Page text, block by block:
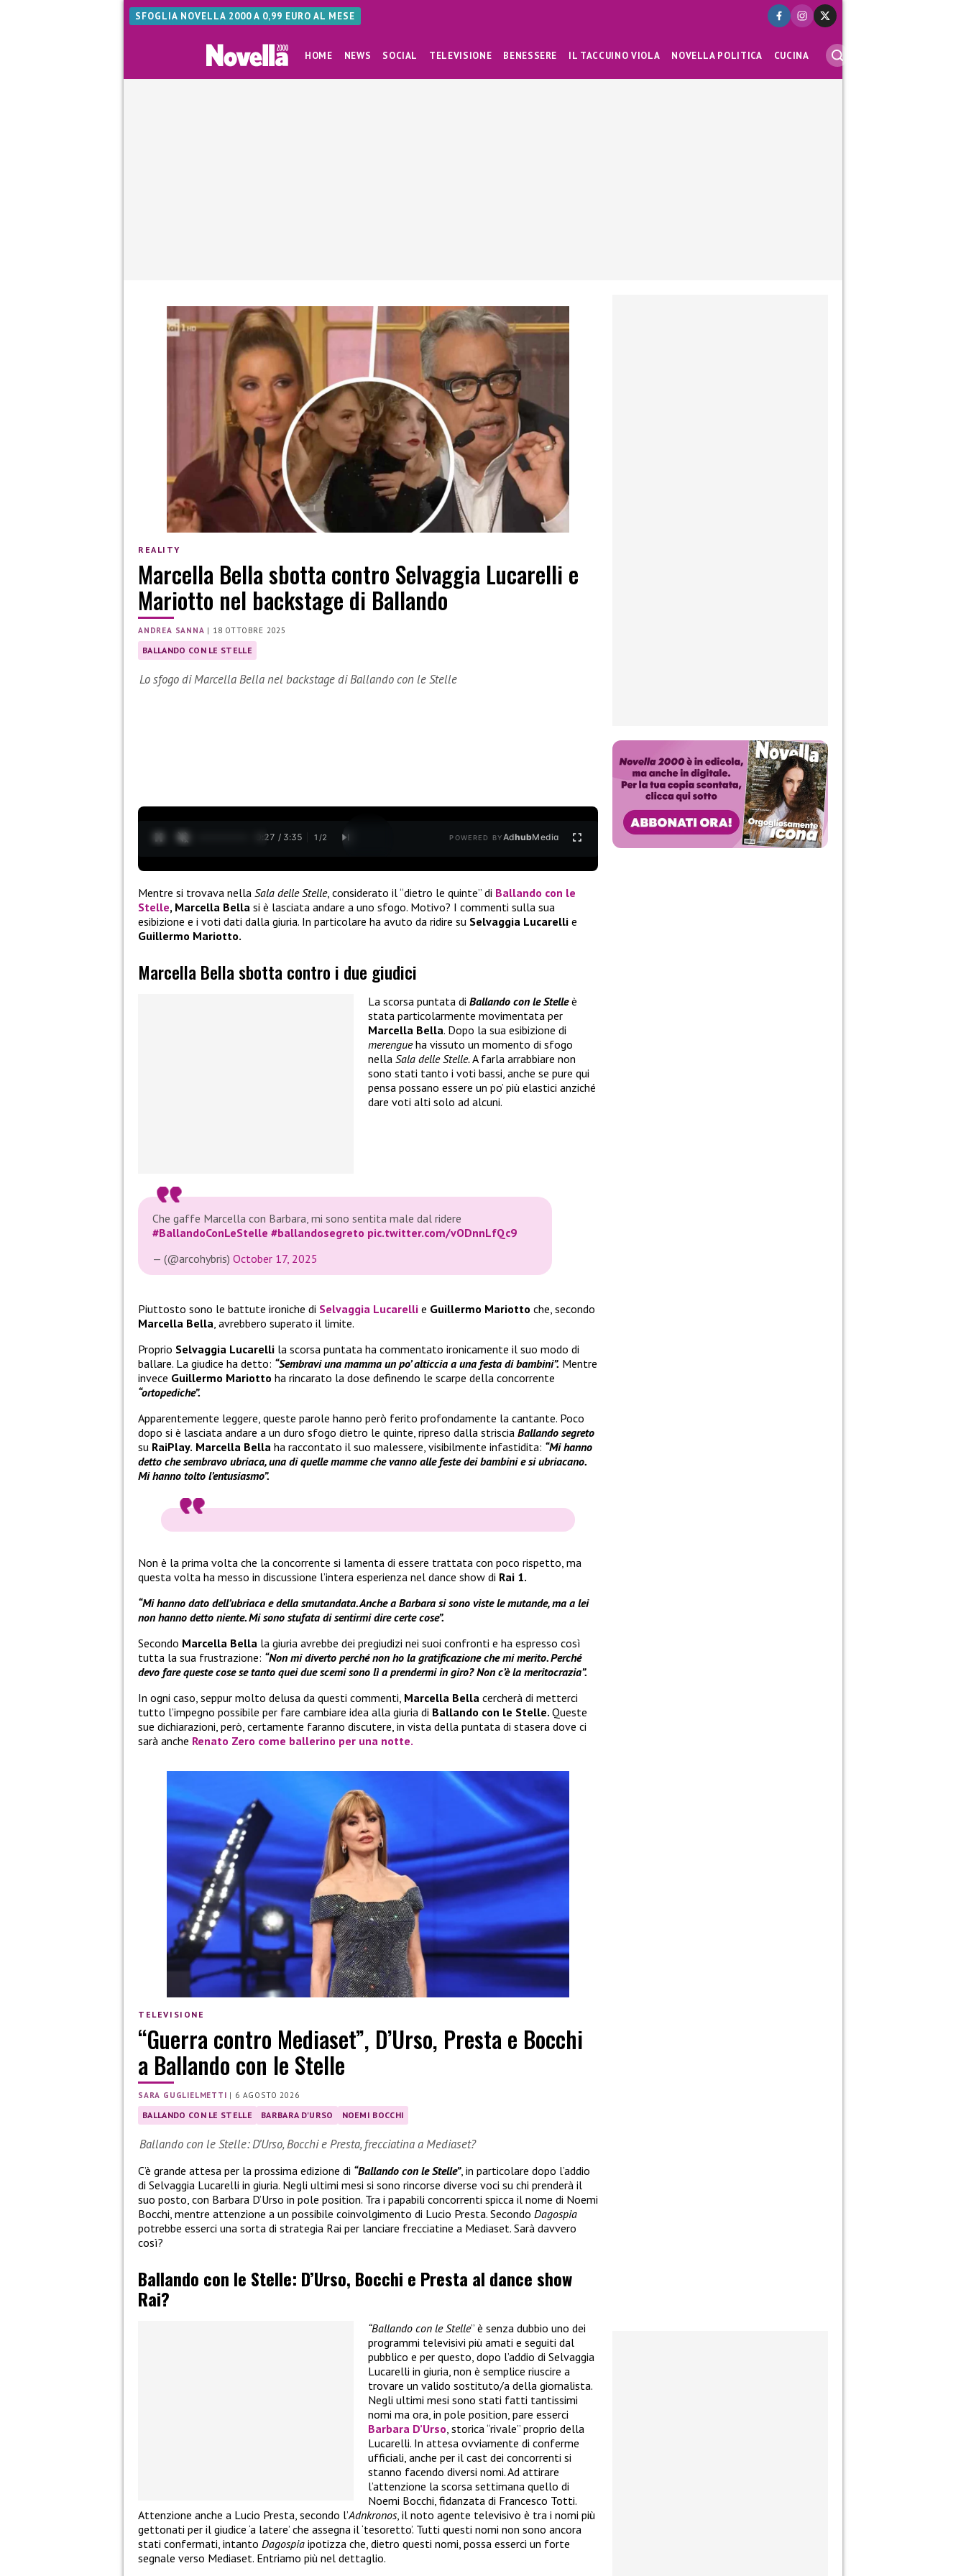
SFOGLIA NOVELLA 2000 A 0,99 EURO AL MESE
HOME NEWS SOCIAL TELEVISIONE BENESSERE IL TACCUINO VIOLA NOVELLA POLITICA CUCINA
REALITY
Marcella Bella sbotta contro Selvaggia Lucarelli e
Mariotto nel backstage di Ballando
ANDREA SANNA | 18 OTTOBRE 2025
BALLANDO CON LE STELLE
Lo sfogo di Marcella Bella nel backstage di Ballando con le Stelle
0:28 / 3:35 1 /2 POWERED BYAdhubMedia
Mentre si trovava nella Sala delle Stelle, considerato il “dietro le quinte” di Ballando con le
Stelle, Marcella Bella si è lasciata andare a uno sfogo. Motivo? I commenti sulla sua
esibizione e i voti dati dalla giuria. In particolare ha avuto da ridire su Selvaggia Lucarelli e
Guillermo Mariotto.
Marcella Bella sbotta contro i due giudici
La scorsa puntata di Ballando con le Stelleè
stata particolarmente movimentata per
Marcella Bella. Dopo la sua esibizione di
merengueha vissuto un momento di sfogo
nella Sala delle Stelle.A farla arrabbiare non
sono stati tanto i voti bassi, anche se pure qui
pensa possano essere un po’ più elastici anziché
dare voti alti solo ad alcuni.
Che gaffe Marcella con Barbara, mi sono sentita male dal ridere
#BallandoConLeStelle #ballandosegreto pic.twitter.com/vODnnLfQc9
— (@arcohybris) October 17, 2025
Piuttosto sono le battute ironiche di Selvaggia Lucarelli e Guillermo Mariotto che, secondo
Marcella Bella , avrebbero superato il limite.
Proprio Selvaggia Lucarelli la scorsa puntata ha commentato ironicamente il suo modo di
ballare. La giudice ha detto: “Sembravi una mamma un po’ alticcia a una festa di bambini”. Mentre
invece Guillermo Mariotto ha rincarato la dose definendo le scarpe della concorrente
“ortopediche”.
Apparentemente leggere, queste parole hanno però ferito profondamente la cantante. Poco
dopo si è lasciata andare a un duro sfogo dietro le quinte, ripreso dalla striscia Ballando segreto
su RaiPlay. Marcella Bella ha raccontato il suo malessere, visibilmente infastidita: “Mi hanno
detto che sembravo ubriaca, una di quelle mamme che vanno alle feste dei bambini e si ubriacano.
Mi hanno tolto l’entusiasmo”.
Non è la prima volta che la concorrente si lamenta di essere trattata con poco rispetto, ma
questa volta ha messo in discussione l’intera esperienza nel dance show di Rai 1.
“Mi hanno dato dell’ubriaca e della smutandata. Anche a Barbara si sono viste le mutande, ma a lei
non hanno detto niente. Mi sono stufata di sentirmi dire certe cose”.
Secondo Marcella Bella la giuria avrebbe dei pregiudizi nei suoi confronti e ha espresso così
tutta la sua frustrazione: “Non mi diverto perché non ho la gratificazione che mi merito. Perché
devo fare queste cose se tanto quei due scemi sono lì a prendermi in giro? Non c’è la meritocrazia”.
In ogni caso, seppur molto delusa da questi commenti, Marcella Bella cercherà di metterci
tutto l’impegno possibile per fare cambiare idea alla giuria di Ballando con le Stelle. Queste
sue dichiarazioni, però, certamente faranno discutere, in vista della puntata di stasera dove ci
sarà anche Renato Zero come ballerino per una notte.
TELEVISIONE
“Guerra contro Mediaset”, D’Urso, Presta e Bocchi
a Ballando con le Stelle
SARA GUGLIELMETTI | 6 AGOSTO 2026
BALLANDO CON LE STELLE BARBARA D'URSO NOEMI BOCCHI
Ballando con le Stelle: D’Urso, Bocchi e Presta, frecciatina a Mediaset?
C’è grande attesa per la prossima edizione di “Ballando con le Stelle”, in particolare dopo l’addio
di Selvaggia Lucarelli in giuria. Negli ultimi mesi si sono rincorse diverse voci su chi prenderà il
suo posto, con Barbara D’Urso in pole position. Tra i papabili concorrenti spicca il nome di Noemi
Bocchi, mentre attenzione a un possibile coinvolgimento di Lucio Presta. Secondo Dagospia
potrebbe esserci una sorta di strategia Rai per lanciare frecciatine a Mediaset. Sarà davvero
così?
Ballando con le Stelle: D’Urso, Bocchi e Presta al dance show
Rai?
“Ballando con le Stelle” è senza dubbio uno dei
programmi televisivi più amati e seguiti dal
pubblico e per questo, dopo l’addio di Selvaggia
Lucarelli in giuria, non è semplice riuscire a
trovare un valido sostituto/a della giornalista.
Negli ultimi mesi sono stati fatti tantissimi
nomi ma ora, in pole position, pare esserci
Barbara D’Urso, storica “rivale” proprio della
Lucarelli. In attesa ovviamente di conferme
ufficiali, anche per il cast dei concorrenti si
stanno facendo diversi nomi. Ad attirare
l’attenzione la scorsa settimana quello di
Noemi Bocchi, fidanzata di Francesco Totti.
Attenzione anche a Lucio Presta, secondo l’Adnkronos, il noto agente televisivo è tra i nomi più
gettonati per il giudice ‘a latere’ che assegna il ‘tesoretto’. Tutti questi nomi non sono ancora
stati confermati, intanto Dagospia ipotizza che, dietro questi nomi, possa esserci un forte
segnale verso Mediaset. Entriamo più nel dettaglio.